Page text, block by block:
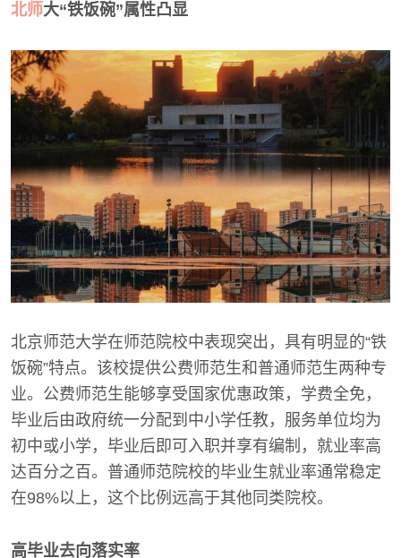
北师大“铁饭碗”属性凸显
北京师范大学在师范院校中表现突出，具有明显的“铁
饭碗”特点。该校提供公费师范生和普通师范生两种专
业。公费师范生能够享受国家优惠政策，学费全免，
毕业后由政府统一分配到中小学任教，服务单位均为
初中或小学，毕业后即可入职并享有编制，就业率高
达百分之百。普通师范院校的毕业生就业率通常稳定
在98%以上，这个比例远高于其他同类院校。
高毕业去向落实率